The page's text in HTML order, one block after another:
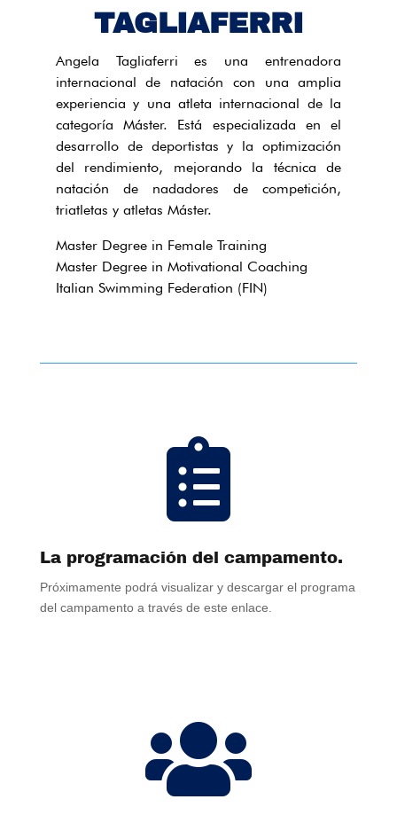
TAGLIAFERRI
Angela Tagliaferri es una entrenadora
internacional de natación con una amplia
experiencia y una atleta internacional de la
categoría Máster. Está especializada en el
desarrollo de deportistas y la optimización
del rendimiento, mejorando la técnica de
natación de nadadores de competición,
triatletas y atletas Máster.
Master Degree in Female Training
Master Degree in Motivational Coaching
Italian Swimming Federation (FIN)

La programación del campamento.
Próximamente podrá visualizar y descargar el programa
del campamento a través de este enlace.
